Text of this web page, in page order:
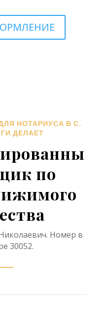
НОТАРИУСА В С.
ДЕЛАЕТ
по
Номер в
30052.